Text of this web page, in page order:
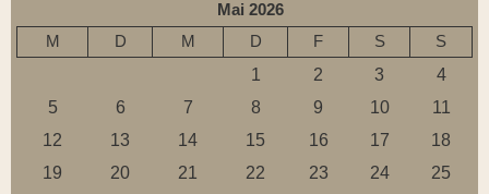
Mai 2026
M
D M D F S S
1 2 3
4
5
6 7 8 9 10
11
12
13 14 15 16 17
18
19
20 21 22 23 24
25